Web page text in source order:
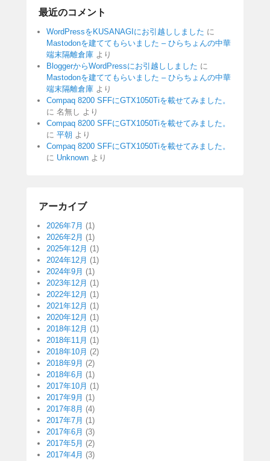
最近のコメント
WordPressをKUSANAGIにお引越ししました に
Mastodonを建ててもらいました – ひらちょんの中華
端末隔離倉庫 より
BloggerからWordPressにお引越ししました に
Mastodonを建ててもらいました – ひらちょんの中華
端末隔離倉庫 より
Compaq 8200 SFFにGTX1050Tiを載せてみました。
に 名無し より
Compaq 8200 SFFにGTX1050Tiを載せてみました。
に 平朝 より
Compaq 8200 SFFにGTX1050Tiを載せてみました。
に Unknown より
アーカイブ
2026年7月 (1)
2026年2月 (1)
2025年12月 (1)
2024年12月 (1)
2024年9月 (1)
2023年12月 (1)
2022年12月 (1)
2021年12月 (1)
2020年12月 (1)
2018年12月 (1)
2018年11月 (1)
2018年10月 (2)
2018年9月 (2)
2018年6月 (1)
2017年10月 (1)
2017年9月 (1)
2017年8月 (4)
2017年7月 (1)
2017年6月 (3)
2017年5月 (2)
2017年4月 (3)